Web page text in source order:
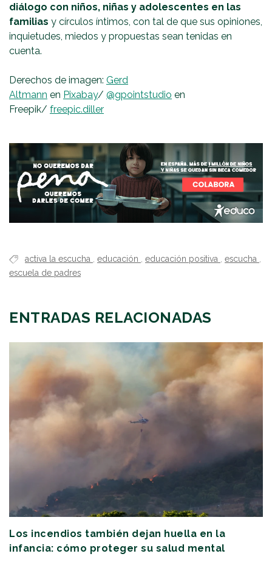
diálogo con niños, niñas y adolescentes en las
familias y círculos íntimos, con tal de que sus opiniones,
inquietudes, miedos y propuestas sean tenidas en
cuenta.
Derechos de imagen: Gerd
Altmann en Pixabay/ @gpointstudio en
Freepik/ freepic.diller
activa la escucha educación educación positiva escucha
escuela de padres
ENTRADAS RELACIONADAS
Los incendios también dejan huella en la
infancia: cómo proteger su salud mental